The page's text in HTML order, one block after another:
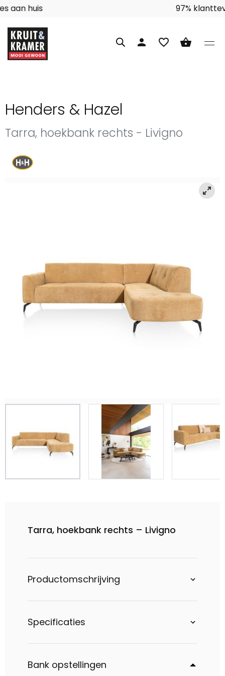
person favorite_border shopping_basket
Henders & Hazel
Tarra, hoekbank rechts - Livigno
Tarra, hoekbank rechts – Livigno
Productomschrijving
Specificaties
Bank opstellingen